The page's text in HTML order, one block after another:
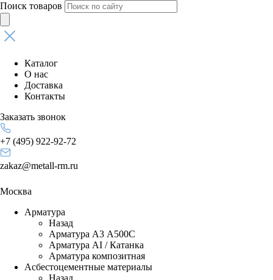
Поиск товаров
Каталог
О нас
Доставка
Контакты
Заказать звонок
+7 (495) 922-92-72
zakaz@metall-rm.ru
Москва
Арматура
Назад
Арматура А3 А500С
Арматура АI / Катанка
Арматура композитная
Асбестоцементные материалы
Назад